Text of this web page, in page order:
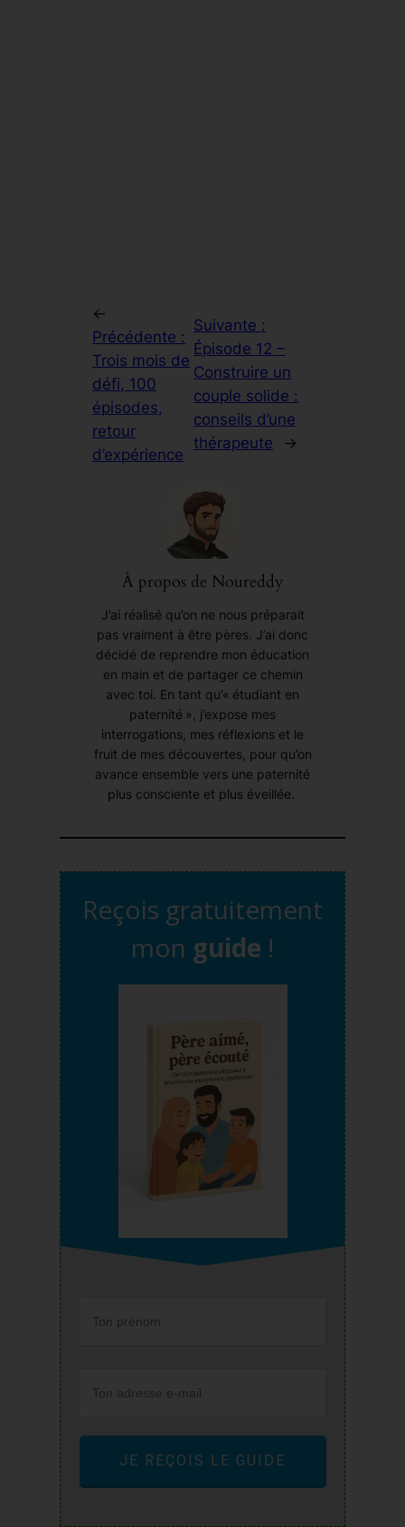
←
Précédente :
Trois mois de
défi, 100
épisodes,
retour
d’expérience
Suivante :
Épisode 12 –
Construire un
couple solide :
conseils d’une
thérapeute
→
À propos de Noureddy
J’ai réalisé qu’on ne nous préparait
pas vraiment à être pères. J’ai donc
décidé de reprendre mon éducation
en main et de partager ce chemin
avec toi. En tant qu’« étudiant en
paternité », j’expose mes
interrogations, mes réflexions et le
fruit de mes découvertes, pour qu’on
avance ensemble vers une paternité
plus consciente et plus éveillée.
Reçois gratuitement
mon guide !
JE REÇOIS LE GUIDE